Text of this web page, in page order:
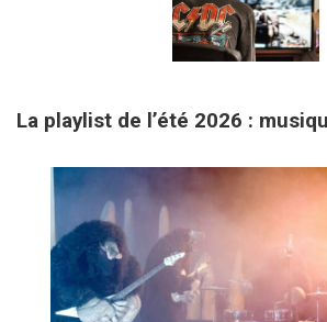
La playlist de l’été 2026 :